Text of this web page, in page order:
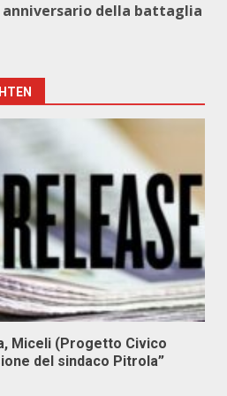
anniversario della battaglia
Miceli (Progetto Civico
del sindaco Pitrola”